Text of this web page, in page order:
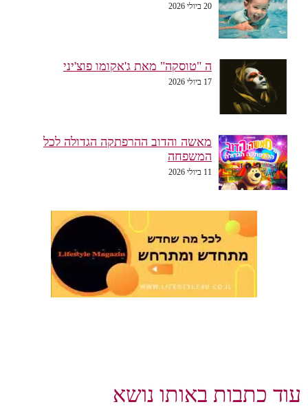
20 ביולי 2026
ה "טוסקה" מאת ג'אקומו פוצ'יני
17 ביולי 2026
מאשה והדוב ההרפתקה הגדולה לכל
המשפחה
11 ביולי 2026
עוד כתבות באותו נושא